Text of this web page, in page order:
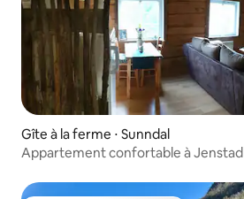
Gîte à la ferme ⋅ Sunndal
Appartement confortable à Jenstad